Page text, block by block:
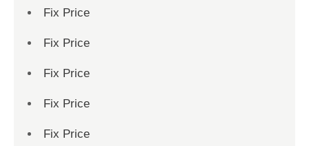
Fix Price
Fix Price
Fix Price
Fix Price
Fix Price